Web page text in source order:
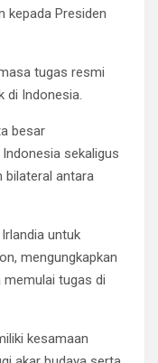
kepada Presiden
tugas resmi
di Indonesia.
besar
sekaligus
bilateral antara
untuk
mengungkapkan
tugas di
kesamaan